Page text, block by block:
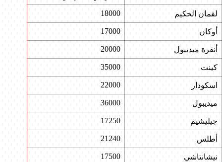
لقمان الحكيم 18000
أوكان 17000
أنقرة ميديبول 20000
كينت 35000
اسكودار 22000
ميديبول 36000
جيليشيم 17250
أطلس 21240
نيشانتاشي 17500